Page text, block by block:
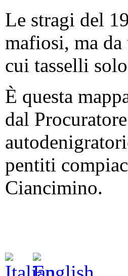
Le stragi del
mafiosi, ma
cui tasselli
È questa
dal
pentiti
Ciancimino.